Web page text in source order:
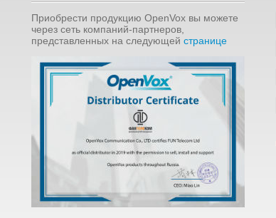
Приобрести продукцию OpenVox вы можете
через сеть компаний-партнеров,
представленных на следующей странице